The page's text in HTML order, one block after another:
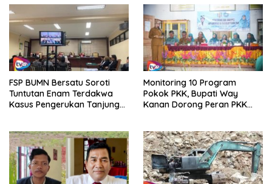
FSP BUMN Bersatu Soroti
Tuntutan Enam Terdakwa
Kasus Pengerukan Tanjung
Monitoring 10 Program
Pokok PKK, Bupati Way
Kanan Dorong Peran PKK